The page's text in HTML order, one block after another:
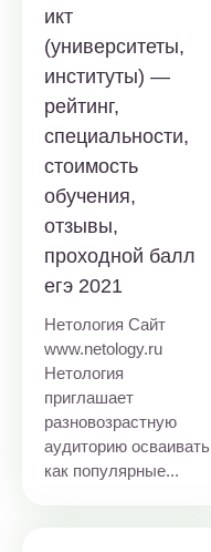
икт
(университеты,
институты) —
рейтинг,
специальности,
стоимость
обучения,
отзывы,
проходной балл
егэ 2021
Нетология Сайт
www.netology.ru
Нетология
приглашает
разновозрастную
аудиторию осваивать
как популярные...